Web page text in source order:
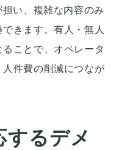
い、複雑な内容のみ
きます。有人・無人
ことで、オペレータ
件費の削減につなが
するデメ